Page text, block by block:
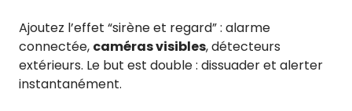
Ajoutez l’effet “sirène et regard” : alarme
connectée, caméras visibles, détecteurs
extérieurs. Le but est double : dissuader et alerter
instantanément.